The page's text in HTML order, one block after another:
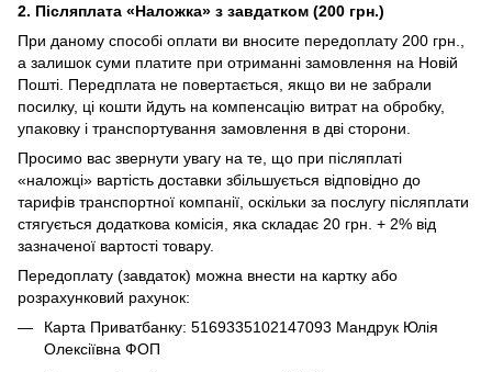
2. Післяплата «Наложка» з завдатком (200 грн.)
При даному способі оплати ви вносите передоплату 200 грн.,
а залишок суми платите при отриманні замовлення на Новій
Пошті. Передплата не повертається, якщо ви не забрали
посилку, ці кошти йдуть на компенсацію витрат на обробку,
упаковку і транспортування замовлення в дві сторони.
Просимо вас звернути увагу на те, що при післяплаті
«наложці» вартість доставки збільшується відповідно до
тарифів транспортної компанії, оскільки за послугу післяплати
стягується додаткова комісія, яка складає 20 грн. + 2% від
зазначеної вартості товару.
Передоплату (завдаток) можна внести на картку або
розрахунковий рахунок:
Карта Приватбанку: 5169335102147093 Мандрук Юлія
Олексіївна ФОП